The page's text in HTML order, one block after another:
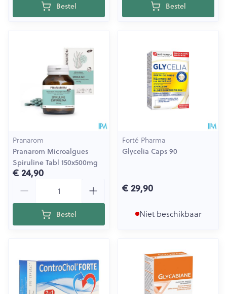
Bestel Bestel
Pranarom
Pranarom Microalgues
Spiruline Tabl 150x500mg
€ 24,90
Bestel
Forté Pharma
Glycelia Caps 90
€ 29,90
Niet beschikbaar